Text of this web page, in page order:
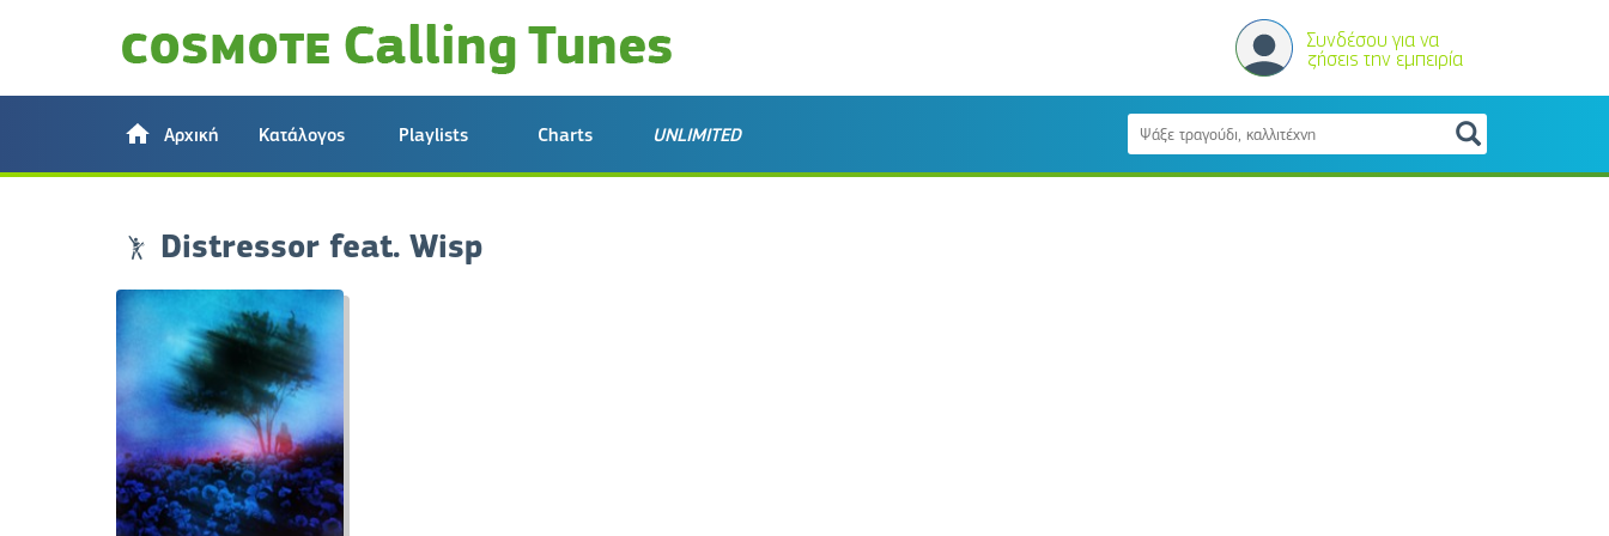
Συνδέσου για να
ζήσεις την εμπειρία
Αρχική Κατάλογος Playlists Charts UNLIMITED
Distressor feat. Wisp